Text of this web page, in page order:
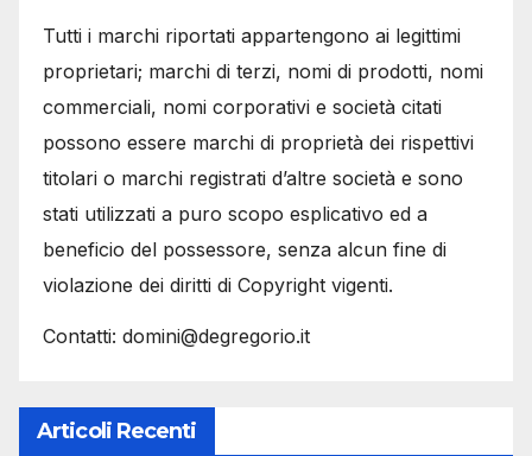
Tutti i marchi riportati appartengono ai legittimi
proprietari; marchi di terzi, nomi di prodotti, nomi
commerciali, nomi corporativi e società citati
possono essere marchi di proprietà dei rispettivi
titolari o marchi registrati d’altre società e sono
stati utilizzati a puro scopo esplicativo ed a
beneficio del possessore, senza alcun fine di
violazione dei diritti di Copyright vigenti.
Contatti: domini@degregorio.it
Articoli Recenti